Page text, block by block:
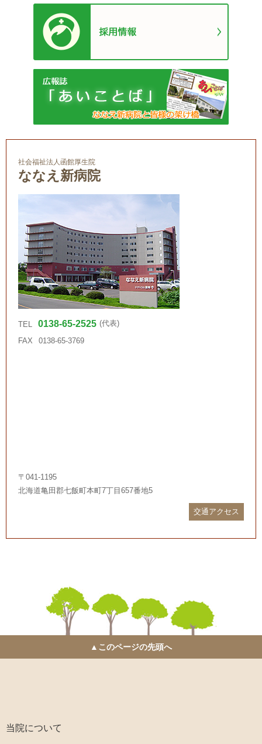
社会福祉法人函館厚生院
ななえ新病院
TEL 0138-65-2525 (代表)
FAX
0138-65-3769
〒041-1195
北海道亀田郡七飯町本町7丁目657番地5
交通アクセス
▲このページの先頭へ
当院について